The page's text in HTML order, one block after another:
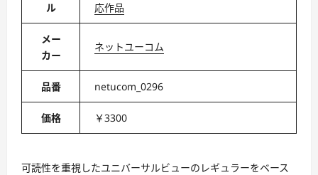
ル
応作品
メー
カー
ネットユーコム
品番 netucom_0296
価格 ￥3300
可読性を重視したユニバーサルビューのレギュラーをベース